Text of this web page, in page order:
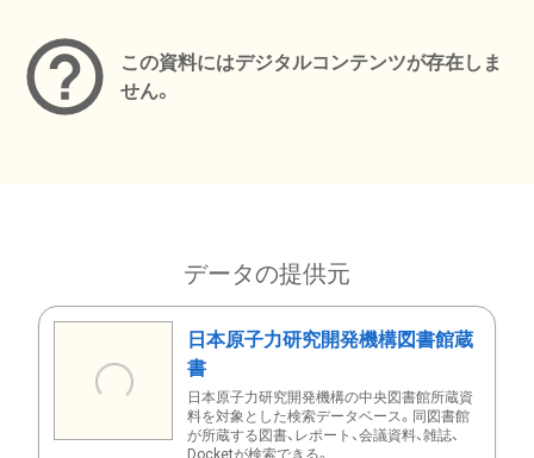
この資料にはデジタルコンテンツが存在しま
せん。
データの提供元
日本原子力研究開発機構図書館蔵
書
日本原子力研究開発機構の中央図書館所蔵資
料を対象とした検索データベース。同図書館
が所蔵する図書、レポート、会議資料、雑誌、
Docketが検索できる。